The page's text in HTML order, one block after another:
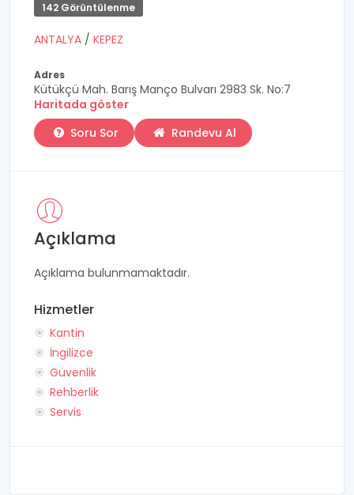
142 Görüntülenme
ANTALYA / KEPEZ
Adres
Kütükçü Mah. Barış Manço Bulvarı 2983 Sk. No:7
Haritada göster
Soru Sor
Randevu Al
Açıklama
Açıklama bulunmamaktadır.
Hizmetler
Kantin
İngilizce
Güvenlik
Rehberlik
Servis